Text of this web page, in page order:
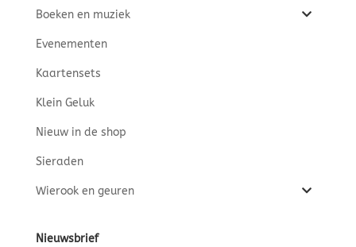
Boeken en muziek
Evenementen
Kaartensets
Klein Geluk
Nieuw in de shop
Sieraden
Wierook en geuren
Nieuwsbrief